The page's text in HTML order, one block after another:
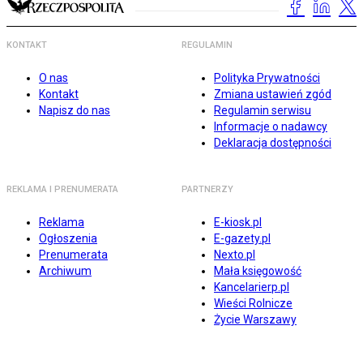
KONTAKT
O nas
Kontakt
Napisz do nas
REGULAMIN
Polityka Prywatności
Zmiana ustawień zgód
Regulamin serwisu
Informacje o nadawcy
Deklaracja dostępności
REKLAMA I PRENUMERATA
Reklama
Ogłoszenia
Prenumerata
Archiwum
PARTNERZY
E-kiosk.pl
E-gazety.pl
Nexto.pl
Mała księgowość
Kancelarierp.pl
Wieści Rolnicze
Życie Warszawy